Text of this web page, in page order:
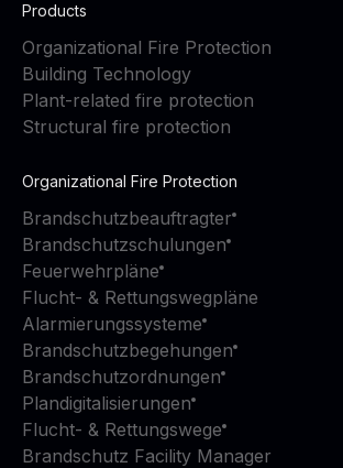
Products
Organizational Fire Protection
Building Technology
Plant-related fire protection
Structural fire protection
Organizational Fire Protection
Brandschutzbeauftragter
Brandschutzschulungen
Feuerwehrpläne
Flucht- & Rettungswegpläne
Alarmierungssysteme
Brandschutzbegehungen
Brandschutzordnungen
Plandigitalisierungen
Flucht- & Rettungswege
Brandschutz Facility Manager